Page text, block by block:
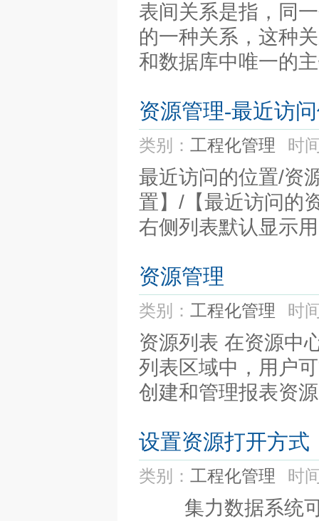
表间关系是指，同
的一种关系，这种
和数据库中唯一的
资源管理-最近访
类别： 工程化管理 时
最近访问的位置/资
置】/【最近访问的
右侧列表默认显示
资源管理
类别： 工程化管理 时
资源列表 在资源中
列表区域中，用户
创建和管理报表资
设置资源打开方式
类别： 工程化管理 时
集力数据系统可